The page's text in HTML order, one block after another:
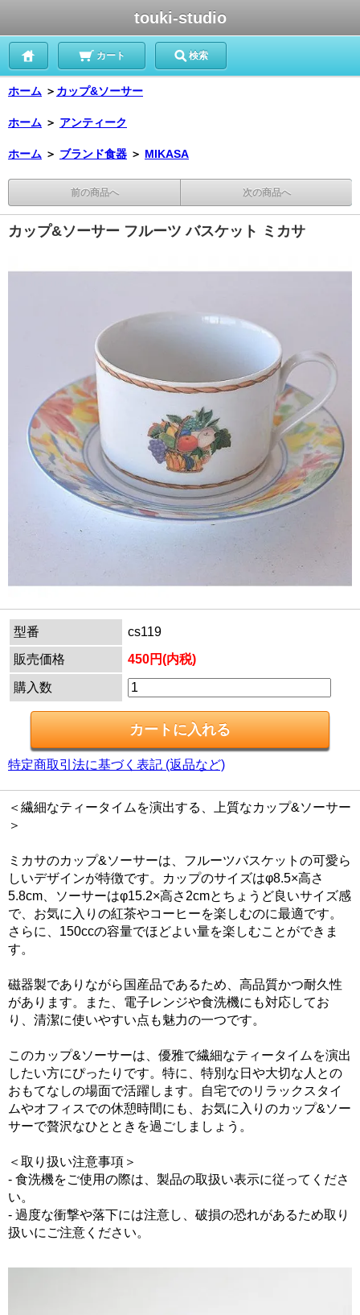
touki-studio
カート 検索
ホーム ＞ カップ&ソーサー
ホーム ＞ アンティーク
ホーム ＞ ブランド食器 ＞ MIKASA
前の商品へ 次の商品へ
カップ&ソーサー フルーツ バスケット ミカサ
型番
cs119
販売価格
450円(内税)
購入数
特定商取引法に基づく表記 (返品など)
＜繊細なティータイムを演出する、上質なカップ&ソーサー
＞
ミカサのカップ&ソーサーは、フルーツバスケットの可愛ら
しいデザインが特徴です。カップのサイズはφ8.5×高さ
5.8cm、ソーサーはφ15.2×高さ2cmとちょうど良いサイズ感
で、お気に入りの紅茶やコーヒーを楽しむのに最適です。
さらに、150ccの容量でほどよい量を楽しむことができま
す。
磁器製でありながら国産品であるため、高品質かつ耐久性
があります。また、電子レンジや食洗機にも対応してお
り、清潔に使いやすい点も魅力の一つです。
このカップ&ソーサーは、優雅で繊細なティータイムを演出
したい方にぴったりです。特に、特別な日や大切な人との
おもてなしの場面で活躍します。自宅でのリラックスタイ
ムやオフィスでの休憩時間にも、お気に入りのカップ&ソー
サーで贅沢なひとときを過ごしましょう。
＜取り扱い注意事項＞
- 食洗機をご使用の際は、製品の取扱い表示に従ってくださ
い。
- 過度な衝撃や落下には注意し、破損の恐れがあるため取り
扱いにご注意ください。